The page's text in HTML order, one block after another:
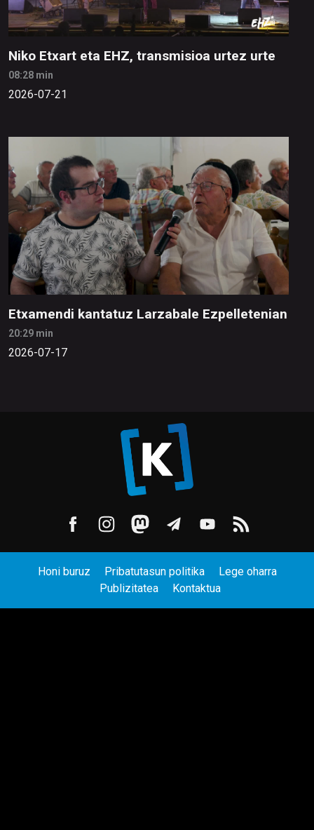
Niko Etxart eta EHZ, transmisioa urtez urte
08:28 min
2026-07-21
Etxamendi kantatuz Larzabale Ezpelletenian
20:29 min
2026-07-17
Honi buruz Pribatutasun politika
Lege oharra
Publizitatea
Kontaktua